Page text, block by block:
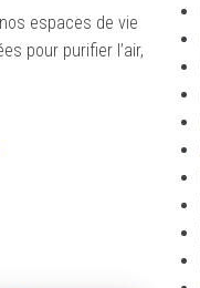
espaces de vie
pour purifier l’air,